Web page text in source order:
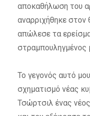
αποκαθήλωση του
αναρριχήθηκε στον
απώλεσε τα
στραμπουληγμένος
Το γεγονός αυτό
σχηματισμό νέας
Τσώρτσιλ ένας